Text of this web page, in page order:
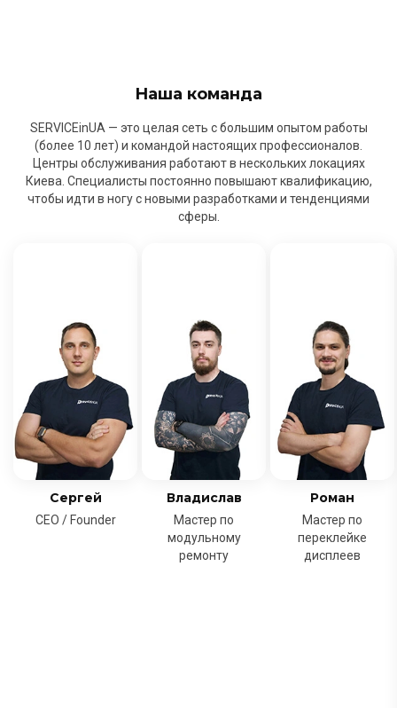
Наша команда
SERVICEinUA — это целая сеть с большим опытом работы
(более 10 лет) и командой настоящих профессионалов.
Центры обслуживания работают в нескольких локациях
Киева. Специалисты постоянно повышают квалификацию,
чтобы идти в ногу с новыми разработками и тенденциями
сферы.
Сергей
CEO / Founder
Владислав
Мастер по
модульному
ремонту
Роман
Мастер по
переклейке
дисплеев